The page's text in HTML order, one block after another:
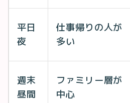
平日
夜
仕事帰りの人が
多い
週末
昼間
ファミリー層が
中心